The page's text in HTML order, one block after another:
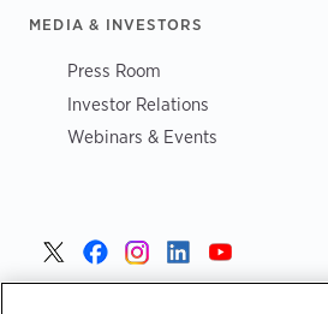
MEDIA & INVESTORS
Press Room
Investor Relations
Webinars & Events